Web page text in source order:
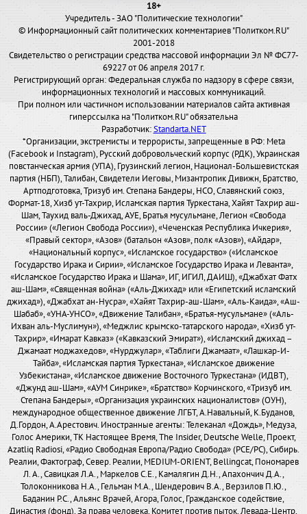
18+
Учредитель - ЗАО "Политические технологии"
© Информационный сайт политических комментариев "Политком.RU"
2001-2018
Свидетельство о регистрации средства массовой информации Эл № ФС77-
69227 от 06 апреля 2017 г.
Регистрирующий орган: Федеральная служба по надзору в сфере связи,
информационных технологий и массовых коммуникаций.
При полном или частичном использовании материалов сайта активная
гиперссылка на "Политком.RU" обязательна
Разработчик:Standarta.NET
*Организации, экстремисты и террористы, запрещенные в РФ: Meta
(Facebook и Instagram), Русский добровольческий корпус (РДК), Украинская
повстанческая армия (УПА), Грузинский легион, Национал-Большевистская
партия (НБП), Талибан, Свидетели Иеговы, Мизантропик Дивижн, Братство,
Артподготовка, Тризуб им. Степана Бандеры, НСО, Славянский союз,
Формат-18, Хизб ут-Тахрир, Исламская партия Туркестана, Хайят Тахрир аш-
Шам, Таухид валь-Джихад, АУЕ, Братья мусульмане, Легион «Свобода
России» («Легион Свобода России»), «Чеченская Республика Ичкерия»,
«Правый сектор», «Азов» (батальон «Азов», полк «Азов»), «Айдар»,
«Национальный корпус», «Исламское государство» («Исламское
Государство Ирака и Сирии», «Исламское Государство Ирака и Леванта»,
«Исламское Государство Ирака и Шама», ИГ, ИГИЛ, ДАИШ), «Джабхат Фатх
аш-Шам», «Священная война» («Аль-Джихад» или «Египетский исламский
джихад»), «Джабхат ан-Нусра», «Хайят Тахрир-аш-Шам», «Аль-Каида», «Аш-
Шабаб», «УНА-УНСО», «Движение Талибан», «Братья-мусульмане» («Аль-
Ихван аль-Муслимун»), «Меджлис крымско-татарского народа», «Хизб ут-
Тахрир», «Имарат Кавказ» («Кавказский Эмират»), «Исламский джихад –
Джамаат моджахедов», «Нурджулар», «Таблиги Джамаат», «Лашкар-И-
Тайба», «Исламская партия Туркестана», «Исламское движение
Узбекистана», «Исламское движение Восточного Туркестана» (ИДВТ),
«Джунд аш-Шам», «АУМ Синрике», «Братство» Корчинского, «Тризуб им.
Степана Бандеры», «Организация украинских националистов» (ОУН),
международное общественное движение ЛГБТ, А.Навальный, К.Буданов,
Д.Гордон, А.Арестович. Иностранные агенты: Телеканал «Дождь», Медуза,
Голос Америки, ТК Настоящее Время, The Insider, Deutsche Welle, Проект,
Azatliq Radiosi, «Радио Свободная Европа/Радио Свобода» (PCE/PC), Сибирь.
Реалии, Фактограф, Север. Реалии, MEDIUM-ORIENT, Bellingcat, Пономарев
Л. А., Савицкая Л.А., Маркелов С.Е., Камалягин Д.Н., Апахончич Д.А.,
Толоконникова Н.А., Гельман М.А., Шендерович В.А., Верзилов П.Ю.,
Баданин Р.С., Альянс Врачей, Агора, Голос, Гражданское содействие,
Династия (фонд), За права человека, Комитет против пыток, Левада-Центр,